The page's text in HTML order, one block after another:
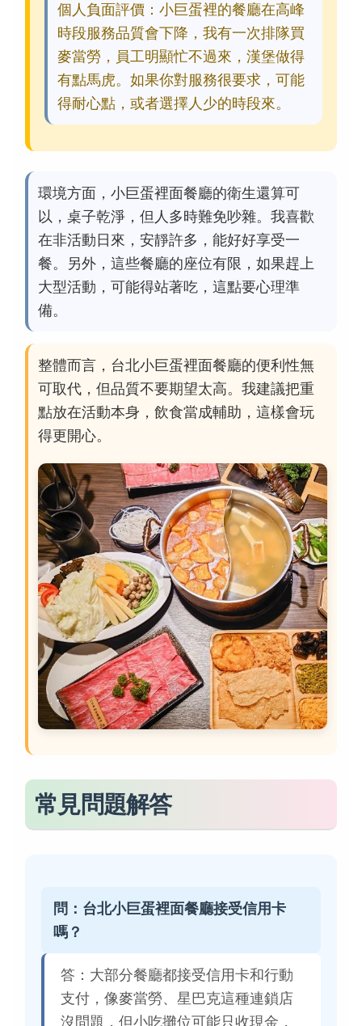
個人負面評價：小巨蛋裡的餐廳在高峰
時段服務品質會下降，我有一次排隊買
麥當勞，員工明顯忙不過來，漢堡做得
有點馬虎。如果你對服務很要求，可能
得耐心點，或者選擇人少的時段來。
環境方面，小巨蛋裡面餐廳的衛生還算可
以，桌子乾淨，但人多時難免吵雜。我喜歡
在非活動日來，安靜許多，能好好享受一
餐。另外，這些餐廳的座位有限，如果趕上
大型活動，可能得站著吃，這點要心理準
備。
整體而言，台北小巨蛋裡面餐廳的便利性無
可取代，但品質不要期望太高。我建議把重
點放在活動本身，飲食當成輔助，這樣會玩
得更開心。
常見問題解答
問：台北小巨蛋裡面餐廳接受信用卡
嗎？
答：大部分餐廳都接受信用卡和行動
支付，像麥當勞、星巴克這種連鎖店
沒問題，但小吃攤位可能只收現金，